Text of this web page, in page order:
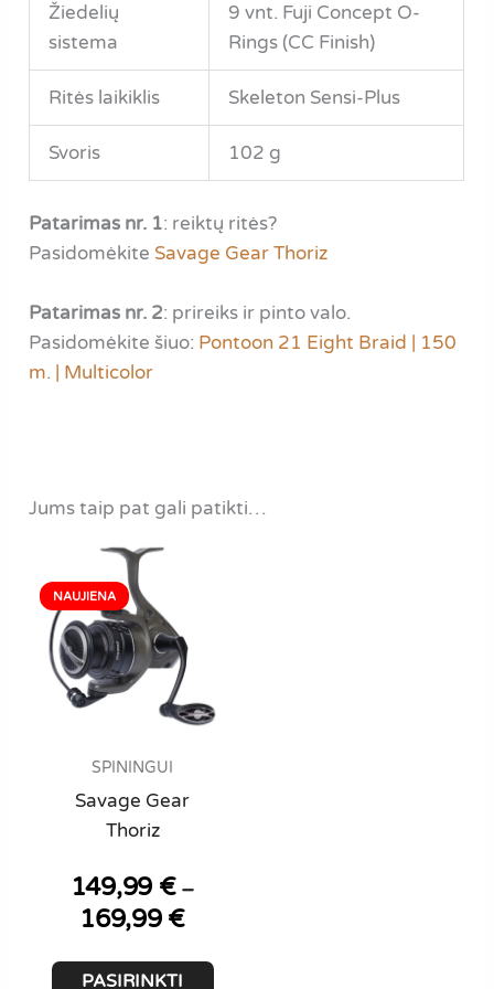
Žiedelių
sistema
9 vnt. Fuji Concept O-
Rings (CC Finish)
Ritės laikiklis Skeleton Sensi-Plus
Svoris 102 g
Patarimas nr. 1: reiktų ritės?
Pasidomėkite Savage Gear Thoriz
Patarimas nr. 2: prireiks ir pinto valo.
Pasidomėkite šiuo: Pontoon 21 Eight Braid | 150
m. | Multicolor
Jums taip pat gali patikti…
SPININGUI
Savage Gear
Thoriz
149,99 € –
169,99 €Price
149,99 €
PASIRINKTI
This